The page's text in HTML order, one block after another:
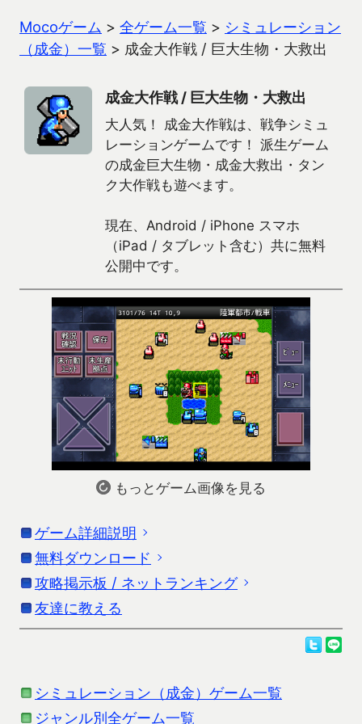
Mocoゲーム > 全ゲーム一覧 > シミュレーション
（成金）一覧 > 成金大作戦 / 巨大生物・大救出
成金大作戦 / 巨大生物・大救出
大人気！ 成金大作戦は、戦争シミュ
レーションゲームです！ 派生ゲーム
の成金巨大生物・成金大救出・タン
ク大作戦も遊べます。
現在、Android / iPhone スマホ
（iPad / タブレット含む）共に無料
公開中です。
もっとゲーム画像を見る
ゲーム詳細説明
「成金大作戦 / 巨大生物・大救出」の詳細説明で
す。更新情報はストアの情報を参考にしてくださ
い。
かなりの期間をかけて作成・調整した戦争シミュレ
でも楽しめます。
無料ダウンロード
お使いの端末に応じたダウンロードを行ってくだ
さい。
攻略掲示板 / ネットランキング
成金大作戦攻略掲示板
成金巨大生物攻略掲示板
友達に教える
シミュレーション（成金）ゲーム一覧
ジャンル別全ゲーム一覧